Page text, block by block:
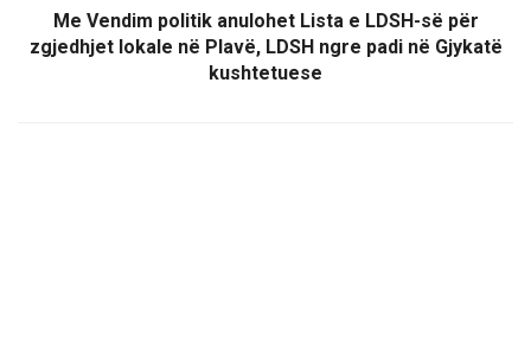
Me Vendim politik anulohet Lista e LDSH-së për
zgjedhjet lokale në Plavë, LDSH ngre padi në Gjykatë
kushtetuese